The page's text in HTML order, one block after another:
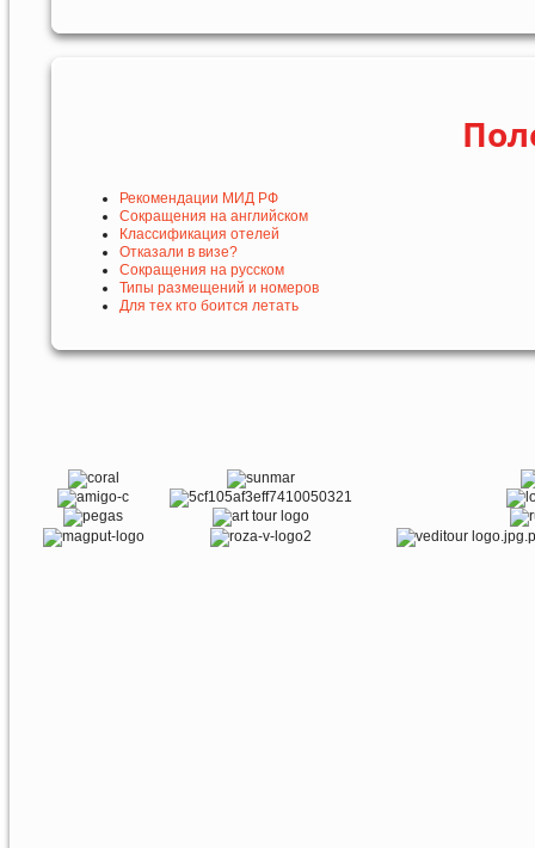
Рекомендации МИД РФ
Сокращения на английском
Классификация отелей
Отказали в визе?
Сокращения на русском
Типы размещений и номеров
Для тех кто боится летать